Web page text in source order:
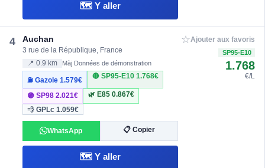
🗺️ Y aller
4 Auchan
3 rue de la République, France
📍 0.9 km Màj Données de démonstration
⛽ Gazole1.579€
🔴 SP95-E10 1.768€
🟣 SP982.021€ 🌿 E85 0.867€
💨 GPLc1.059€
WhatsApp 📋 Copier
🗺️ Y aller
☆Ajouter aux favoris
SP95-E10
1.768
€/L